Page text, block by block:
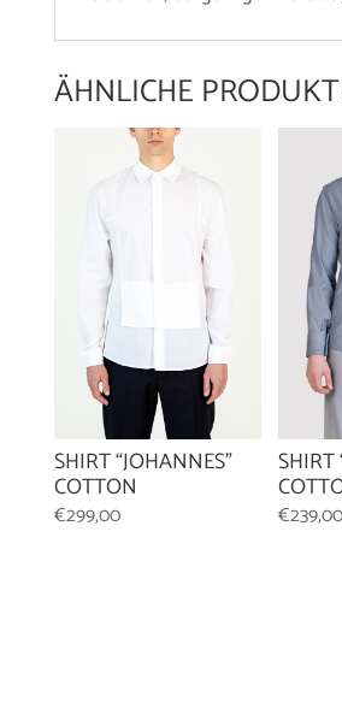
ÄHNLICHE
SHIRT “JOHANNES”
COTTON
€299,00
SHIRT
€239,00